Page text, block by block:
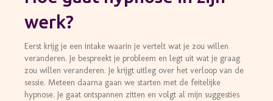
werk?
Eerst krijg je een intake waarin je vertelt wat je zou willen
veranderen. Je bespreekt je probleem en legt uit wat je graag
zou willen veranderen. Je krijgt uitleg over het verloop van de
sessie. Meteen daarna gaan we starten met de feitelijke
hypnose. Je gaat ontspannen zitten en volgt al mijn suggesties